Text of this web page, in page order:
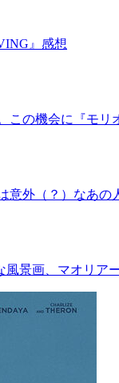
』感想
の機会に『モリ
意外（？）なあの
景画、マオリア